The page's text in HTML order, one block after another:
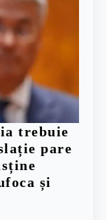
trebuie
pare
și